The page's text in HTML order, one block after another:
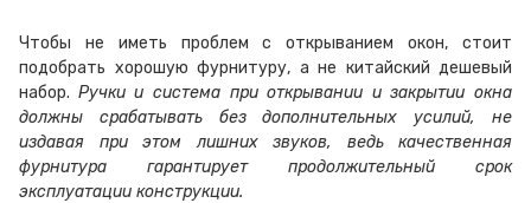
Чтобы не иметь проблем с открыванием окон, стоит
подобрать хорошую фурнитуру, а не китайский дешевый
набор. Ручки и система при открывании и закрытии окна
должны срабатывать без дополнительных усилий, не
издавая при этом лишних звуков, ведь качественная
фурнитура гарантирует продолжительный срок
эксплуатации конструкции.